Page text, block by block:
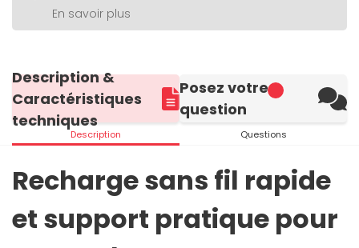
En savoir plus
Description &
Caractéristiques
techniques
Description
Posez votre
question
Questions
Recharge sans fil rapide
et support pratique pour